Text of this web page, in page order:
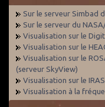
Sur le serveur Simbad
Sur le serveur du
Visualisation sur le
Visualisation sur le
Visualisation sur le
(serveur SkyView)
Visualisation sur le
Visualisation à la